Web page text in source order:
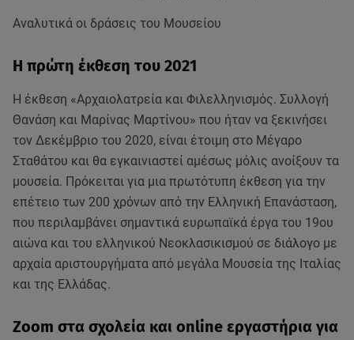
Αναλυτικά οι δράσεις του Μουσείου
Η πρώτη έκθεση του 2021
Η έκθεση «Αρχαιολατρεία και Φιλελληνισμός. Συλλογή
Θανάση και Μαρίνας Μαρτίνου» που ήταν να ξεκινήσει
τον Δεκέμβριο του 2020, είναι έτοιμη στο Μέγαρο
Σταθάτου και θα εγκαινιαστεί αμέσως μόλις ανοίξουν τα
μουσεία. Πρόκειται για μια πρωτότυπη έκθεση για την
επέτειο των 200 χρόνων από την Ελληνική Επανάσταση,
που περιλαμβάνει σημαντικά ευρωπαϊκά έργα του 19ου
αιώνα και του ελληνικού Νεοκλασικισμού σε διάλογο με
αρχαία αριστουργήματα από μεγάλα Μουσεία της Ιταλίας
και της Ελλάδας.
Zoom στα σχολεία και online εργαστήρια για